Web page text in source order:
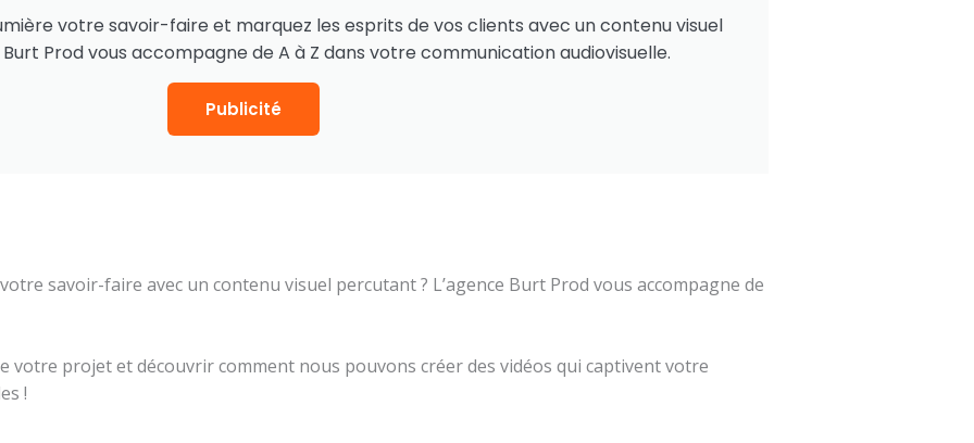
votre savoir-faire et marquez les esprits de vos clients avec un contenu visuel
Prod vous accompagne de A à Z dans votre communication audiovisuelle.
Publicité
savoir-faire avec un contenu visuel percutant ? L’agence Burt Prod vous accompagne de
votre projet et découvrir comment nous pouvons créer des vidéos qui captivent votre
!